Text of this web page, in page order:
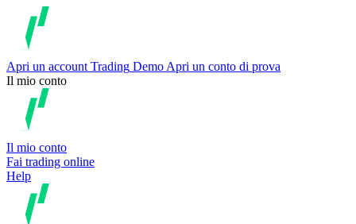
Apri un account Trading Demo Apri un conto di prova
Il mio conto
Il mio conto
Fai trading online
Help